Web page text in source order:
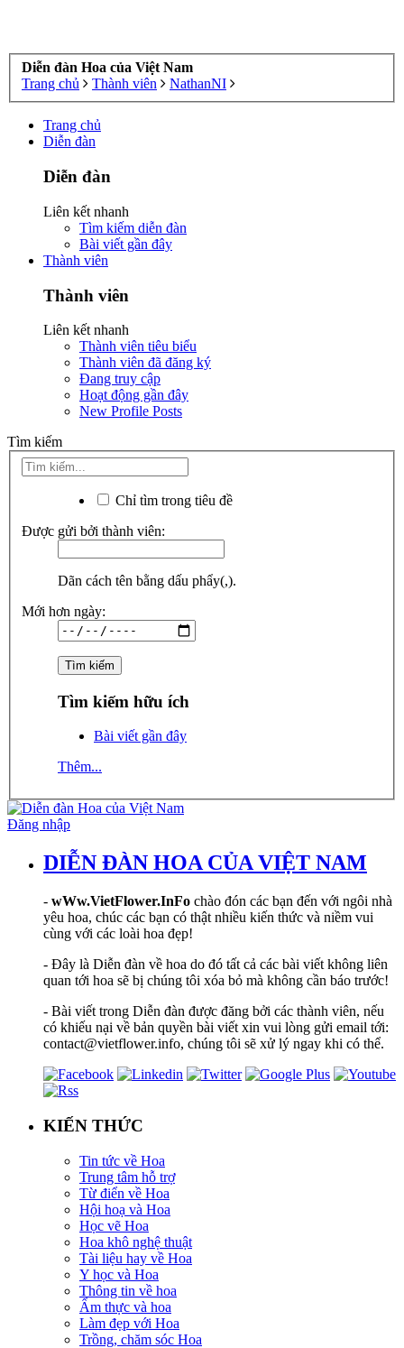
Diễn đàn Hoa của Việt Nam
Trang chủ
Thành viên NathanNI
Trang chủ
Diễn đàn
Diễn đàn
Liên kết nhanh
Tìm kiếm diễn đàn
Bài viết gần đây
Thành viên
Thành viên
Liên kết nhanh
Thành viên tiêu biểu
Thành viên đã đăng ký
Đang truy cập
Hoạt động gần đây
New Profile Posts
Tìm kiếm
Chỉ tìm trong tiêu đề
Được gửi bởi thành viên:
Dãn cách tên bằng dấu phẩy(,).
Mới hơn ngày:
Tìm kiếm hữu ích
Bài viết gần đây
Thêm...
Đăng nhập
DIỄN ĐÀN HOA CỦA VIỆT NAM
- wWw.VietFlower.InFo chào đón các bạn đến với ngôi nhà
yêu hoa, chúc các bạn có thật nhiều kiến thức và niềm vui
cùng với các loài hoa đẹp!
- Đây là Diễn đàn về hoa do đó tất cả các bài viết không liên
quan tới hoa sẽ bị chúng tôi xóa bỏ mà không cần báo trước!
- Bài viết trong Diễn đàn được đăng bởi các thành viên, nếu
có khiếu nại về bản quyền bài viết xin vui lòng gửi email tới:
contact@vietflower.info, chúng tôi sẽ xử lý ngay khi có thể.
KIẾN THỨC
Tin tức về Hoa
Trung tâm hỗ trợ
Từ điển về Hoa
Hội hoạ và Hoa
Học vẽ Hoa
Hoa khô nghệ thuật
Tài liệu hay về Hoa
Y học và Hoa
Thông tin về hoa
Ẩm thực và hoa
Làm đẹp với Hoa
Trồng, chăm sóc Hoa